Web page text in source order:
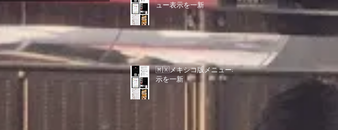
ュー表示を一新
🇲🇽メキシコ版メニュー表
示を一新